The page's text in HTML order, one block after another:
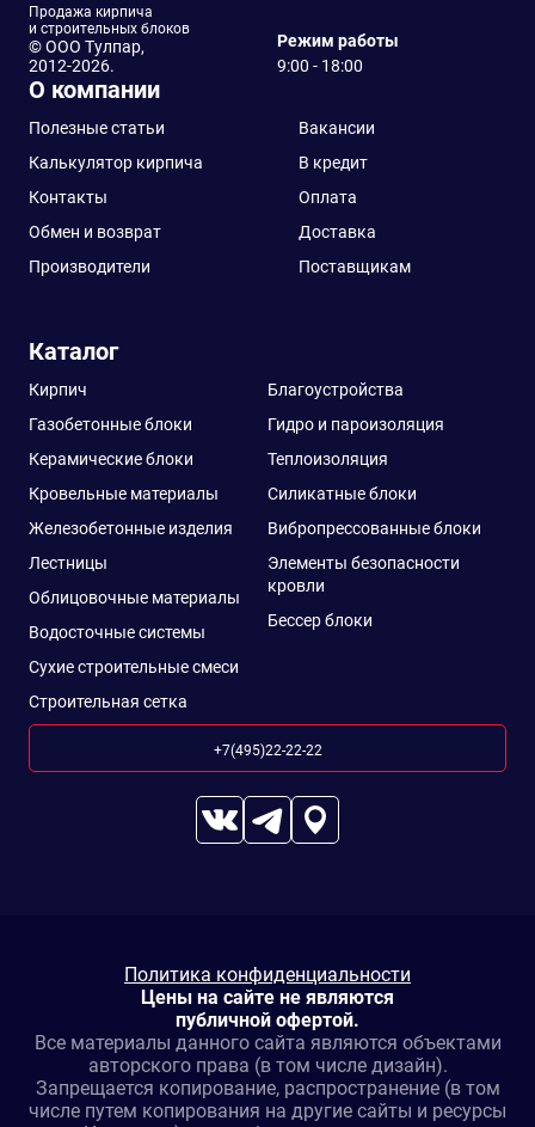
Продажа кирпича
и строительных блоков
© ООО Тулпар,
2012-2026.
Режим работы
9:00 - 18:00
О компании
Полезные статьи
Вакансии
Калькулятор кирпича
В кредит
Контакты
Оплата
Обмен и возврат
Доставка
Производители
Поставщикам
Каталог
Кирпич
Газобетонные блоки
Керамические блоки
Кровельные материалы
Железобетонные изделия
Лестницы
Облицовочные материалы
Водосточные системы
Сухие строительные смеси
Строительная сетка
Благоустройства
Гидро и пароизоляция
Теплоизоляция
Силикатные блоки
Вибропрессованные блоки
Элементы безопасности
кровли
Бессер блоки
+7(495)22-22-22
Цены на сайте не являются
публичной офертой.
Все материалы данного сайта являются объектами
авторского права (в том числе дизайн).
Запрещается копирование, распространение (в том
числе путем копирования на другие сайты и ресурсы
Политика конфиденциальности